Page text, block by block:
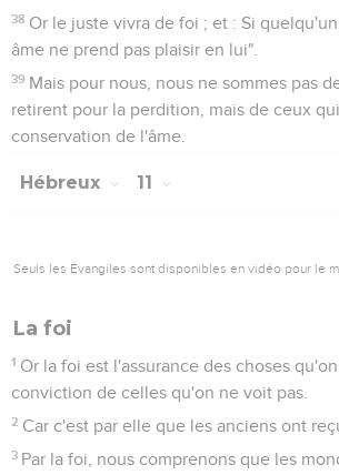
38 Or le juste vivra de foi ; et : Si
âme ne prend pas plaisir en lui".
39 Mais pour nous, nous ne sommes pas
retirent pour la perdition, mais de ceux
conservation de l'âme.
Hébreux 11
Seuls les Évangiles sont disponibles en vidéo pour le
La foi
1 Or la foi est l'assurance des choses
conviction de celles qu'on ne voit pas.
2 Car c'est par elle que les anciens ont
3 Par la foi, nous comprenons que les